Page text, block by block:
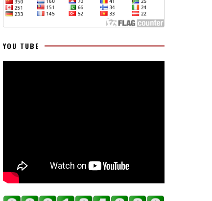
YOU TUBE